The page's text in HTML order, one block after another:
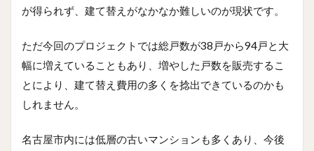
が得られず、建て替えがなかなか難しいのが現状です。
ただ今回のプロジェクトでは総戸数が38戸から94戸と大
幅に増えていることもあり、増やした戸数を販売するこ
とにより、建て替え費用の多くを捻出できているのかも
しれません。
名古屋市内には低層の古いマンションも多くあり、今後